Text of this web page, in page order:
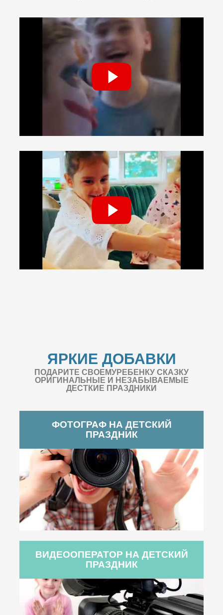
ЯРКИЕ ДОБАВКИ
ПОДАРИТЕ СВОЕМУРЕБЕНКУ СКАЗКУ
ОРИГИНАЛЬНЫЕ И НЕЗАБЫВАЕМЫЕ
ДЕСТКИЕ ПРАЗДНИКИ
ФОТОГРАФ НА ДЕТСКИЙ
ПРАЗДНИК
ВИДЕООПЕРАТОР НА ДЕТСКИЙ
ПРАЗДНИК